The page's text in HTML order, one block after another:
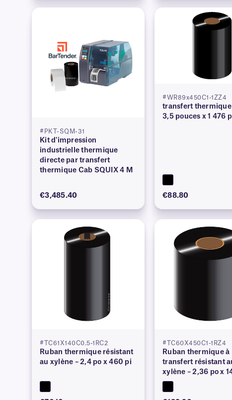
#PKT-SQM-31
Kit d'impression
industrielle thermique
directe par transfert
thermique Cab SQUIX 4 M
€3,485.40
#WR89x450C1-1ZZ4
transfert thermique
3,5 pouces x 1 476
€88.80
#TC61X140C0.5-1RC2
Ruban thermique résistant
au xylène – 2,4 po x 460 pi
#TC60X450C1-1RZ4
Ruban thermique à
transfert résistant
xylène – 2,36 po x